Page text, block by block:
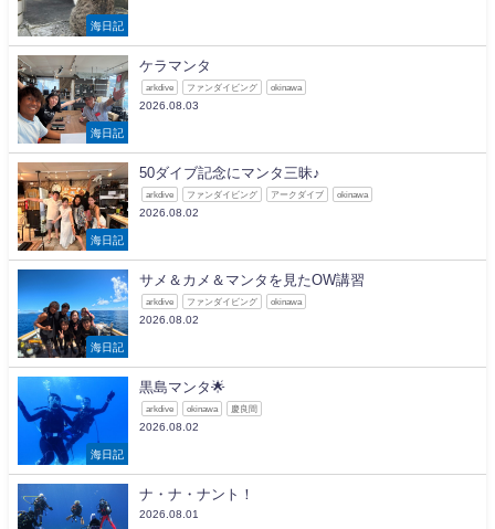
海日記
海日記
ケラマンタ
arkdive ファンダイビング okinawa
2026.08.03
海日記
50ダイブ記念にマンタ三昧♪
arkdive ファンダイビング アークダイブ okinawa
2026.08.02
海日記
サメ＆カメ＆マンタを見たOW講習
arkdive ファンダイビング okinawa
2026.08.02
海日記
黒島マンタ🌟
arkdive okinawa 慶良間
2026.08.02
ナ・ナ・ナント！
2026.08.01